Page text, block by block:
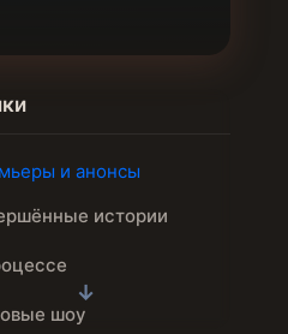
и анонсы
истории
шоу